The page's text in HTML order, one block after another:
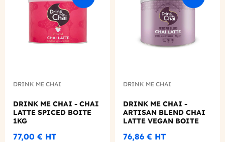
DRINK ME CHAI
DRINK ME CHAI - CHAI
LATTE SPICED BOITE
1KG
77,00 € HT
DRINK ME CHAI
DRINK ME CHAI -
ARTISAN BLEND CHAI
LATTE VEGAN BOITE
76,86 € HT